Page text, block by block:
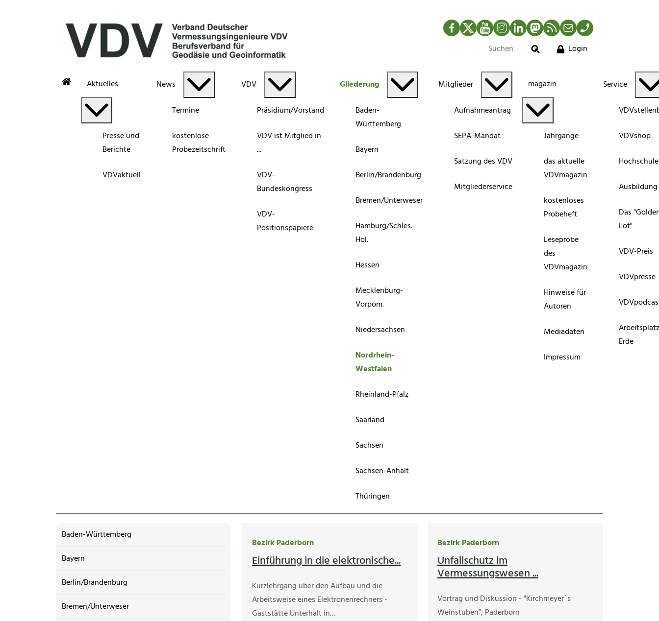
Facebook
TwitterYouTubeInstagram
LinkedInMastodonRSS-Newsfeed
MailTelefon
Suche
Login
Aktuelles
Presse und
Berichte
VDVaktuell
News
Termine
kostenlose
Probezeitschrift
VDV
Präsidium/Vorstand
VDV ist Mitglied in
...
VDV-
Bundeskongress
VDV-
Positionspapiere
Gliederung
Baden-
Württemberg
Bayern
Berlin/Brandenburg
Bremen/Unterweser
Hamburg/Schles.-
Hol.
Hessen
Mecklenburg-
Vorpom.
Niedersachsen
Nordrhein-
Westfalen
Rheinland-Pfalz
Saarland
Sachsen
Sachsen-Anhalt
Thüringen
Mitglieder
Aufnahmeantrag
SEPA-Mandat
Satzung des VDV
Mitgliederservice
magazin
Jahrgänge
das aktuelle
VDVmagazin
kostenloses
Probeheft
Leseprobe
des
VDVmagazin
Hinweise für
Autoren
Mediadaten
Impressum
Service
VDVshop
Ausbildung
Das
Lot"
VDV-Preis
VDVpresse
Erde
Baden-Württemberg
Bayern
Berlin/Brandenburg
Bremen/Unterweser
Bezirk Paderborn
Einführung in die elektronische...
Kurzlehrgang über den Aufbau und die
Arbeitsweise eines Elektronenrechners -
Gaststätte Unterhalt in…
Bezirk Paderborn
Unfallschutz im
Vermessungswesen ...
Vortrag und Diskussion - "Kirchmeyer´s
Weinstuben", Paderborn